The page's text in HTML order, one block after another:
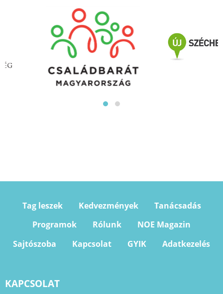
Tag leszek Kedvezmények
Tanácsadás
Programok
Rólunk
NOE Magazin
Sajtószoba
Kapcsolat GYIK Adatkezelés
KAPCSOLAT